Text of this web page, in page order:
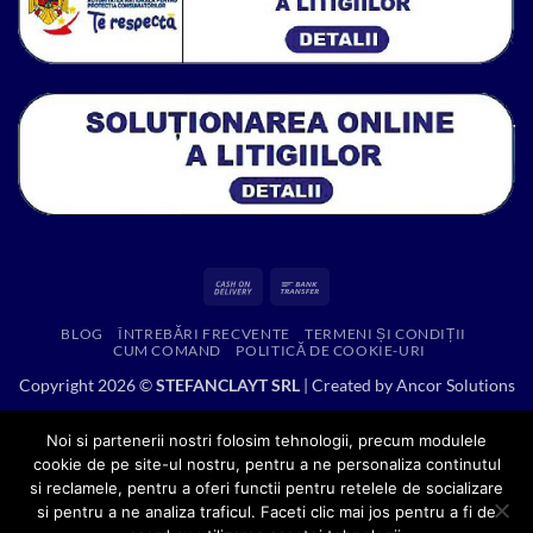
Cash
Delivery
BLOG ÎNTREBĂRI FRECVENTE
TERMENI ȘI CONDIȚII
CUM COMAND
POLITICĂ DE COOKIE-URI
Copyright 2026 ©STEFANCLAYT SRL| Created byAncor Solutions
Noi si partenerii nostri folosim tehnologii, precum modulele
cookie de pe site-ul nostru, pentru a ne personaliza continutul
si reclamele, pentru a oferi functii pentru retelele de socializare
si pentru a ne analiza traficul. Faceti clic mai jos pentru a fi de